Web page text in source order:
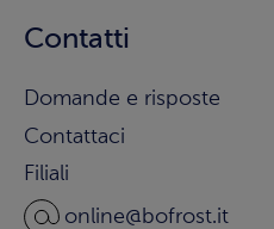
Contatti
Domande e risposte
Contattaci
Filiali
online@bofrost.it